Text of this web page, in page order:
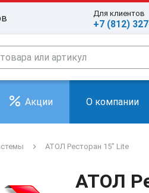
Для клиентов
+7 (812)
Акции О компании
АТОЛ Ресторан 15" Lite
АТОЛ